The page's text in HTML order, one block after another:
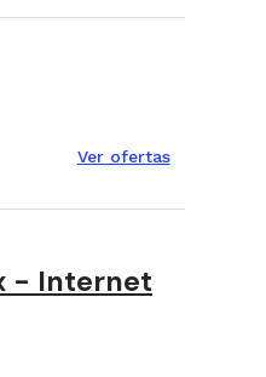
Ver ofertas
- Internet